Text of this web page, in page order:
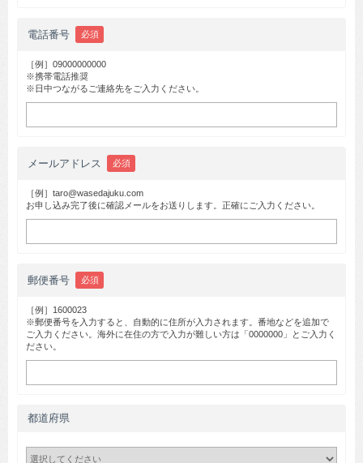
電話番号 必須
［例］09000000000
※携帯電話推奨
※日中つながるご連絡先をご入力ください。
メールアドレス 必須
［例］taro@wasedajuku.com
お申し込み完了後に確認メールをお送りします。正確にご入力ください。
郵便番号 必須
［例］1600023
※郵便番号を入力すると、自動的に住所が入力されます。番地などを追加で
ご入力ください。海外に在住の方で入力が難しい方は「0000000」とご入力く
ださい。
都道府県